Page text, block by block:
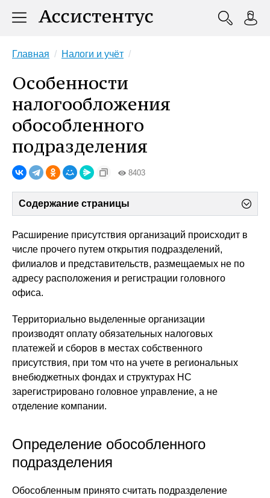
Главная Налоги и учёт
Особенности
налогообложения
обособленного
подразделения
8403
Содержание страницы
Расширение присутствия организаций происходит в
числе прочего путем открытия подразделений,
филиалов и представительств, размещаемых не по
адресу расположения и регистрации головного
офиса.
Территориально выделенные организации
производят оплату обязательных налоговых
платежей и сборов в местах собственного
присутствия, при том что на учете в региональных
внебюджетных фондах и структурах НС
зарегистрировано головное управление, а не
отделение компании.
Определение обособленного
подразделения
Обособленным принято считать подразделение